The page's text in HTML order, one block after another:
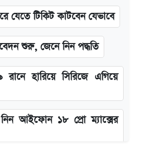
যেতে টিকিট কাটবেন যেভাবে
শুরু, জেনে নিন পদ্ধতি
রানে হারিয়ে সিরিজে এগিয়ে
আইফোন ১৮ প্রো ম্যাক্সের